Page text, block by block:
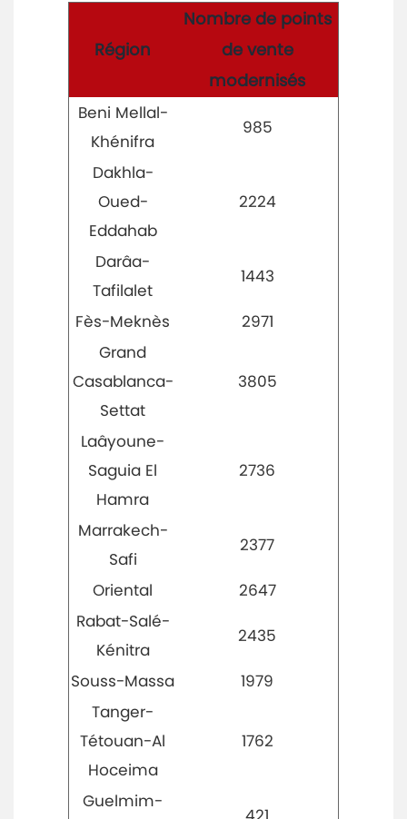
Région
Nombre de points
de vente
modernisés
Beni Mellal-
Khénifra
985
Dakhla-
Oued-
Eddahab
2224
Darâa-
Tafilalet
1443
Fès-Meknès
2971
Grand
Casablanca-
Settat
3805
Laâyoune-
Saguia El
Hamra
2736
Marrakech-
Safi
2377
Oriental
2647
Rabat-Salé-
Kénitra
2435
Souss-Massa
1979
Tanger-
Tétouan-Al
Hoceima
1762
Guelmim-